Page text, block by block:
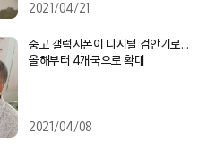
2021/04/21
중고 갤럭시폰이 디지털 검안기로…
올해부터 4개국으로 확대
2021/04/08